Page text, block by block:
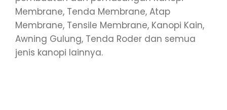
Membrane, Tenda Membrane, Atap
Membrane, Tensile Membrane, Kanopi Kain,
Awning Gulung, Tenda Roder dan semua
jenis kanopi lainnya.